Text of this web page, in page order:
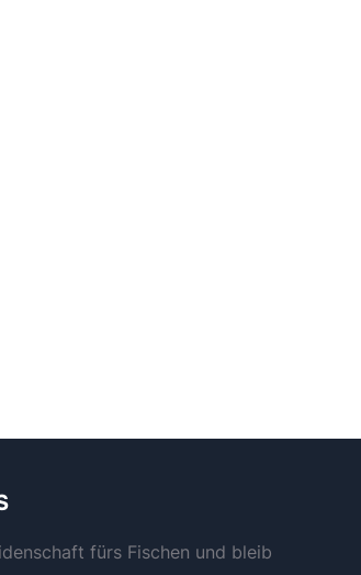
fürs Fischen und bleib